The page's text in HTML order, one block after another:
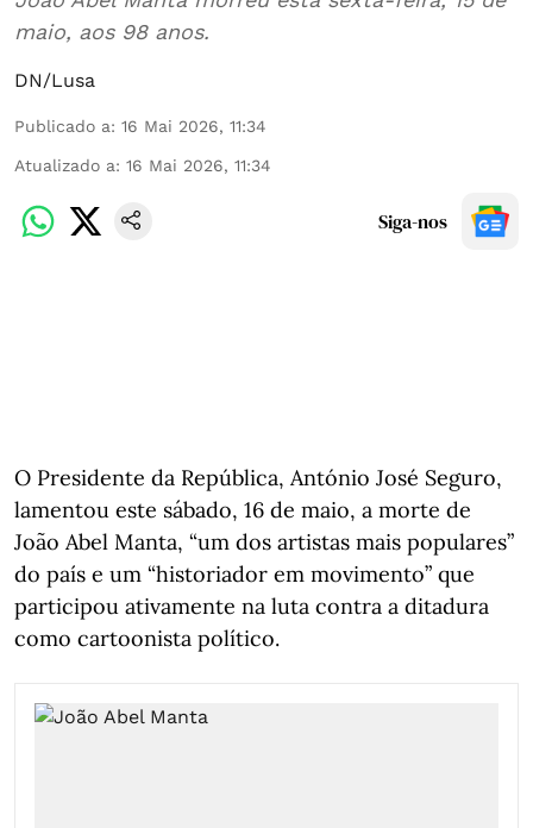
maio, aos 98 anos.
DN/Lusa
Publicado a: 16 Mai 2026, 11:34
Atualizado a: 16 Mai 2026, 11:34
Siga-nos
O Presidente da República, António José Seguro,
lamentou este sábado, 16 de maio, a morte de
João Abel Manta, “um dos artistas mais populares”
do país e um “historiador em movimento” que
participou ativamente na luta contra a ditadura
como cartoonista político.